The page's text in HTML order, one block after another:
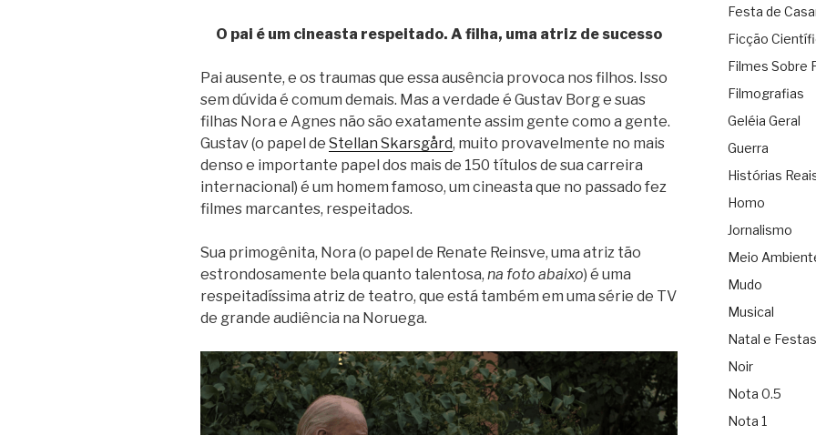
O pai é um cineasta respeitado. A filha, uma atriz de sucesso
Pai ausente, e os traumas que essa ausência provoca nos filhos. Isso
sem dúvida é comum demais. Mas a verdade é Gustav Borg e suas
filhas Nora e Agnes não são exatamente assim gente como a gente.
Gustav (o papel de Stellan Skarsgård, muito provavelmente no mais
denso e importante papel dos mais de 150 títulos de sua carreira
internacional) é um homem famoso, um cineasta que no passado fez
filmes marcantes, respeitados.
Sua primogênita, Nora (o papel de Renate Reinsve, uma atriz tão
estrondosamente bela quanto talentosa, na foto abaixo) é uma
respeitadíssima atriz de teatro, que está também em uma série de TV
de grande audiência na Noruega.
Festa de
Ficção
Filmes Sobre
Filmografias
Geléia Geral
Guerra
Histórias
Homo
Jornalismo
Meio
Mudo
Musical
Natal e Festas
Noir
Nota 0.5
Nota 1